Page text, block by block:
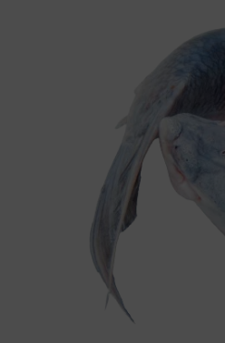
Fruits et légumes
Graines et noix
Insectes comestibles
Produits laitiers